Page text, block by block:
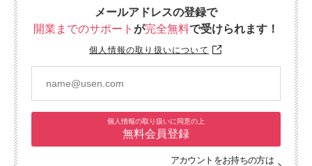
メールアドレスの登録で
開業までのサポート が完全無料で受けられます！
個人情報の取り扱いについて
個人情報の取り扱いに同意の上
無料会員登録
アカウントをお持ちの方は